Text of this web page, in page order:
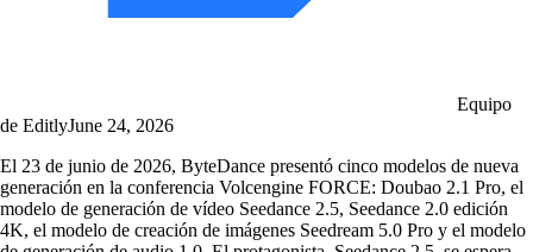
Equipo
de EditlyJune 24, 2026
El 23 de junio de 2026, ByteDance presentó cinco modelos de nueva
generación en la conferencia Volcengine FORCE: Doubao 2.1 Pro, el
modelo de generación de vídeo Seedance 2.5, Seedance 2.0 edición
4K, el modelo de creación de imágenes Seedream 5.0 Pro y el modelo